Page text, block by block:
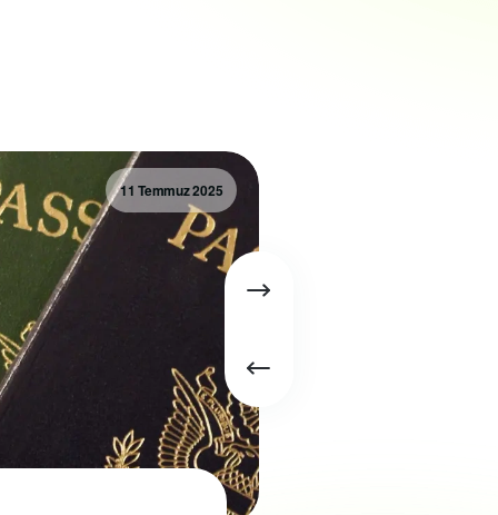
11 Temmuz 2025